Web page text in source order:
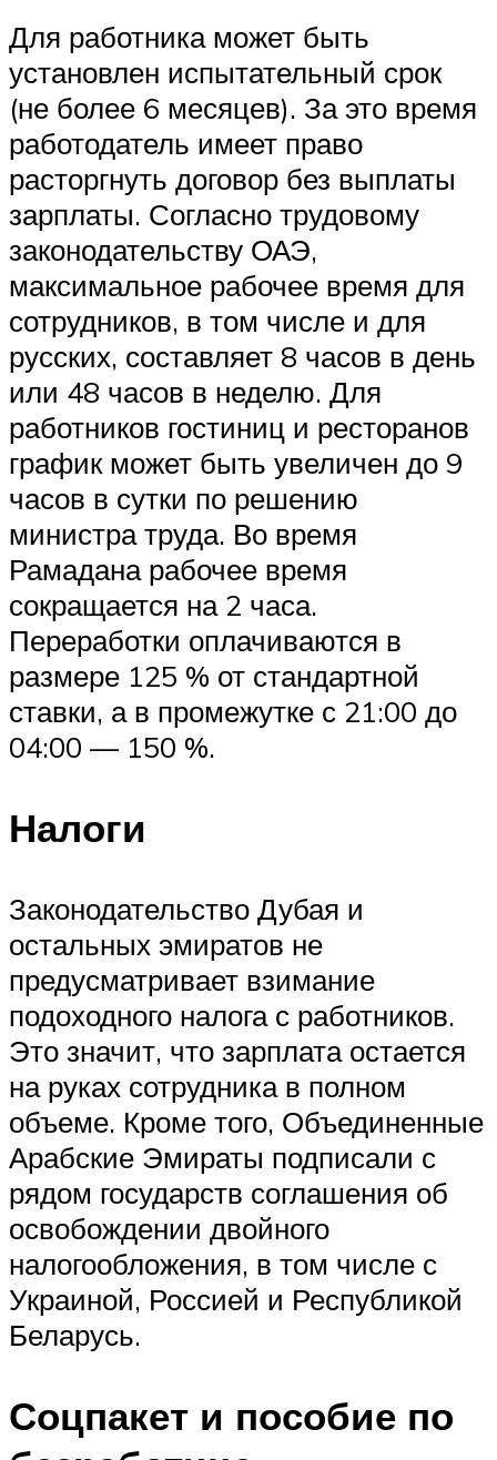
Для работника может быть
установлен испытательный срок
(не более 6 месяцев). За это время
работодатель имеет право
расторгнуть договор без выплаты
зарплаты. Согласно трудовому
законодательству ОАЭ,
максимальное рабочее время для
сотрудников, в том числе и для
русских, составляет 8 часов в день
или 48 часов в неделю. Для
работников гостиниц и ресторанов
график может быть увеличен до 9
часов в сутки по решению
министра труда. Во время
Рамадана рабочее время
сокращается на 2 часа.
Переработки оплачиваются в
размере 125 % от стандартной
ставки, а в промежутке с 21:00 до
04:00 — 150 %.
Налоги
Законодательство Дубая и
остальных эмиратов не
предусматривает взимание
подоходного налога с работников.
Это значит, что зарплата остается
на руках сотрудника в полном
объеме. Кроме того, Объединенные
Арабские Эмираты подписали с
рядом государств соглашения об
освобождении двойного
налогообложения, в том числе с
Украиной, Россией и Республикой
Беларусь.
Соцпакет и пособие по